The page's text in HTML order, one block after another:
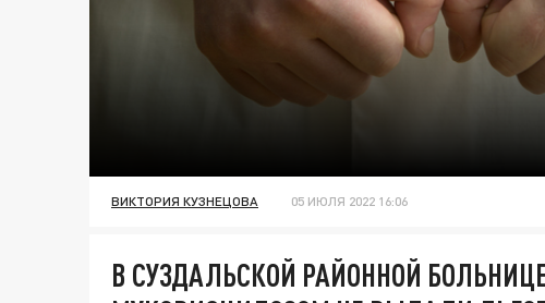
ВИКТОРИЯ КУЗНЕЦОВА 05 ИЮЛЯ 2022 16:06
В СУЗДАЛЬСКОЙ РАЙОННОЙ